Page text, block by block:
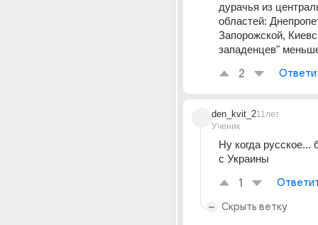
дурачья из
областей:
Запорожской,
западенцев"
2
den_kvit_2
Ученик
11лет
Ну когда русское...
с Украины
1
Скрыть ветку